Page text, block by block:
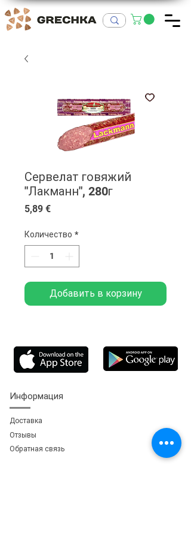
Сервелат говяжий
"Лакманн", 280г
5,89 €Цена
Количество *
Добавить в корзину
Информация
Доставка
Отзывы
Обратная связь